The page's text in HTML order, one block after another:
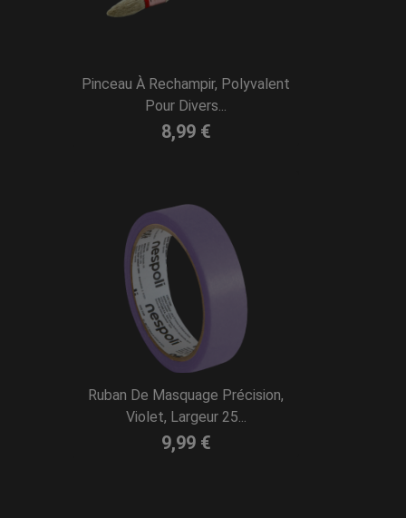
Pinceau À Rechampir, Polyvalent
Pour Divers...
8,99 €
Ruban De Masquage Précision,
Violet, Largeur 25...
9,99 €